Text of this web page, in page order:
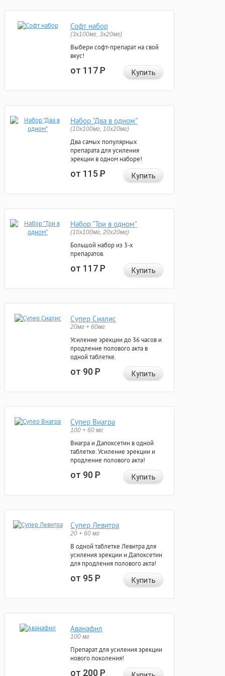
Софт набор
(3x100мг, 3x20мг)
Выбери софт-препарат на свой
вкус!
от 117Р Купить
Набор "Два в одном"
(10x100мг, 10x20мг)
Два самых популярных
препарата для усиления
эрекции в одном наборе!
от 115Р Купить
Набор "Три в одном"
(10x100мг, 20x20мг)
Большой набор из 3-х
препаратов.
от 117Р Купить
Супер Сиалис
20мг + 60мг
Усиление эрекции до 36 часов и
продление полового акта в
одной таблетке.
от 90Р Купить
Супер Виагра
100 + 60 мг
Виагра и Дапоксетин в одной
таблетке. Усиление эрекции и
продление полового акта!
от 90Р Купить
Супер Левитра
20 + 60 мг
В одной таблетке Левитра для
усиления эрекции и Дапоксетин
для продления полового акта!
от 95Р Купить
Аванафил
100 мг
Препарат для усиления эрекции
нового поколения!
от 200Р